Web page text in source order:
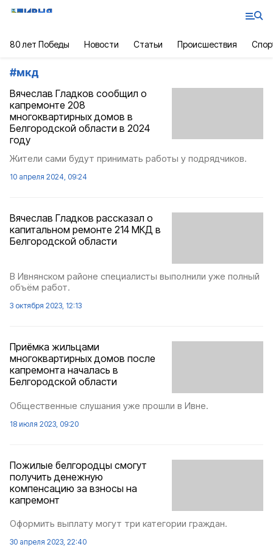
80 лет Победы Новости Статьи Происшествия
#мкд
Вячеслав Гладков сообщил о
капремонте 208
многоквартирных домов в
Белгородской области в 2024
году
Жители сами будут принимать работы у подрядчиков.
10 апреля 2024, 09:24
Вячеслав Гладков рассказал о
капитальном ремонте 214 МКД в
Белгородской области
В Ивнянском районе специалисты выполнили уже полный
объём работ.
3 октября 2023, 12:13
Приёмка жильцами
многоквартирных домов после
капремонта началась в
Белгородской области
Общественные слушания уже прошли в Ивне.
18 июля 2023, 09:20
Пожилые белгородцы смогут
получить денежную
компенсацию за взносы на
капремонт
Оформить выплату могут три категории граждан.
30 апреля 2023, 22:40